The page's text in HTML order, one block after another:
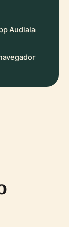
Audiala